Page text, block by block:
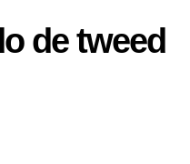
de tweed